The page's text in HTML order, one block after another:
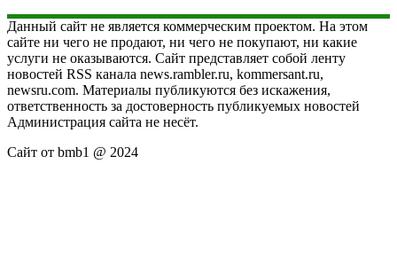
Данный сайт не является коммерческим проектом. На этом
сайте ни чего не продают, ни чего не покупают, ни какие
услуги не оказываются. Сайт представляет собой ленту
новостей RSS канала news.rambler.ru, kommersant.ru,
newsru.com. Материалы публикуются без искажения,
ответственность за достоверность публикуемых новостей
Администрация сайта не несёт.
Сайт от bmb1 @ 2024